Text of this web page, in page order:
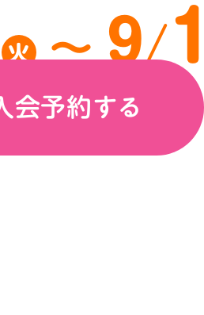
火 〜 9/
会予約する